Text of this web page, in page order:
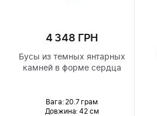
4 348 ГРН
Бусы из темных янтарных
камней в форме сердца
Вага: 20.7 грам
Довжина: 42 см